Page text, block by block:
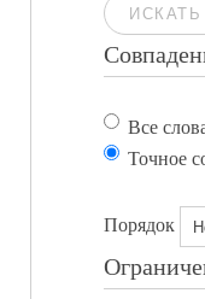
ИСКАТЬ
Все
Точное
Порядок